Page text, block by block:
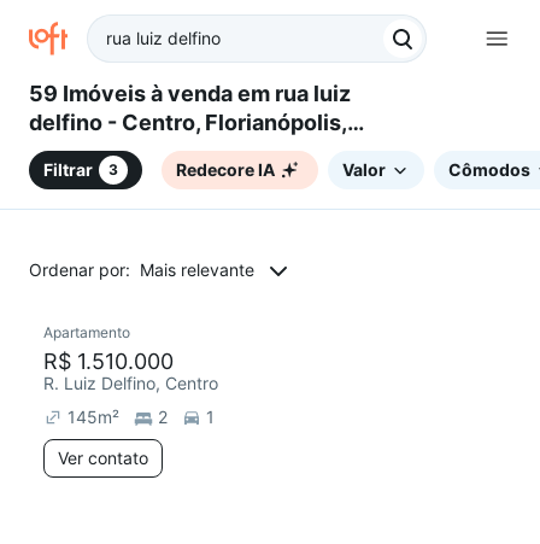
59 Imóveis à venda em rua luiz
delfino - Centro, Florianópolis,
SC
Filtrar 3 Redecore IA Valor Cômodos
Ordenar por: Mais relevante
Redecorar
Apartamento
R$ 1.510.000
R. Luiz Delfino, Centro
145m² 2
1
Ver contato